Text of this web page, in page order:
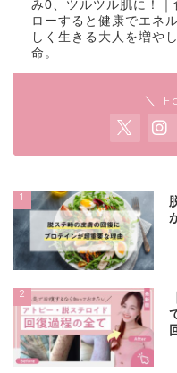
み0、ツルツル肌に！
ローすると健康でエネ
しく生きる大人を増や
命。
＼
1
2